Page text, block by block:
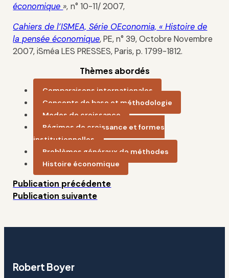
économique», n° 10-11/ 2007,
Cahiers de l’ISMEA, Série OEconomia, « Histoire de
la pensée économique, PE, n° 39, Octobre Novembre
2007, iSméa LES PRESSES, Paris, p. 1799-1812.
Thèmes abordés
Comparaisons internationales
Concepts de base et méthodologie
Modes de croissance
Régimes de croissance et formes
institutionnelles
Problèmes généraux de méthodes
Histoire économique
Publication précédente
Publication suivante
Robert Boyer